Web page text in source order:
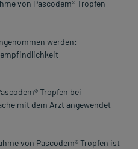
von Pascodem® Tropfen
werden:
Tropfen bei
mit dem Arzt angewendet
von Pascodem® Tropfen ist